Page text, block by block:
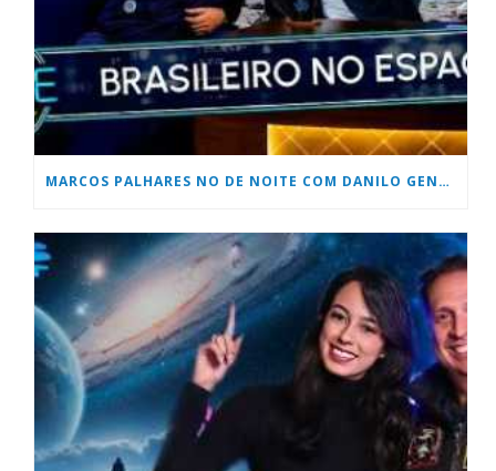
MARCOS PALHARES NO DE NOITE COM DANILO GENTILLI DO SBT